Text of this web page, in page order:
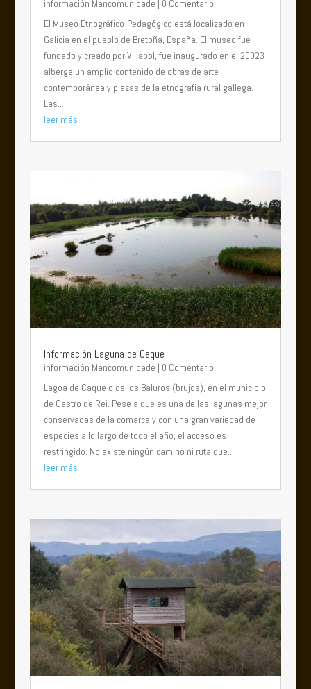
información Mancomunidade | 0 Comentario
El Museo Etnográfico-Pedagógico está localizado en
Galicia en el pueblo de Bretoña, España. El museo fue
fundado y creado por Villapol, fue inaugurado en el 20023
alberga un amplio contenido de obras de arte
contemporánea y piezas de la etnografía rural gallega.
Las...
leer más
Información Laguna de Caque
información Mancomunidade | 0 Comentario
Lagoa de Caque o de los Baluros (brujos), en el municipio
de Castro de Rei. Pese a que es una de las lagunas mejor
conservadas de la comarca y con una gran variedad de
especies a lo largo de todo el año, el acceso es
restringido. No existe ningún camino ni ruta que...
leer más